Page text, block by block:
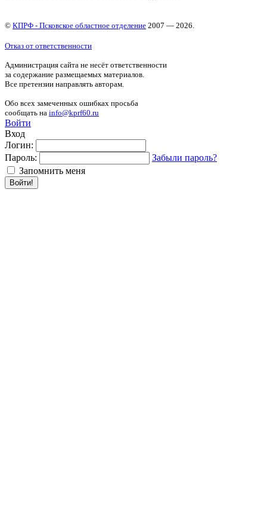
© КПРФ - Псковское областное отделение 2007 — 2026.
Отказ от ответственности
Администрация сайта не несёт ответственности
за содержание размещаемых материалов.
Все претензии направлять авторам.
Обо всех замеченных ошибках просьба
сообщать на info@kprf60.ru
Войти
Вход
Логин:
Пароль:
Забыли пароль?
Запомнить меня